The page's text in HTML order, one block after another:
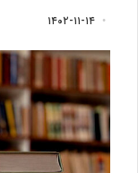
۱۴۰۲-۱۱-۱۴